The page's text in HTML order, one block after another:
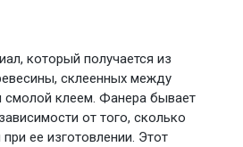
который получается из
склеенных между
клеем. Фанера бывает
от того, сколько
ее изготовлении. Этот